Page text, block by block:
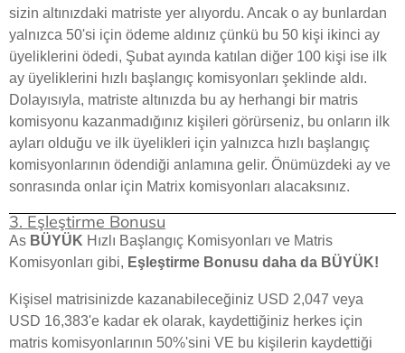
sizin altınızdaki matriste yer alıyordu. Ancak o ay bunlardan
yalnızca 50'si için ödeme aldınız çünkü bu 50 kişi ikinci ay
üyeliklerini ödedi, Şubat ayında katılan diğer 100 kişi ise ilk
ay üyeliklerini hızlı başlangıç komisyonları şeklinde aldı.
Dolayısıyla, matriste altınızda bu ay herhangi bir matris
komisyonu kazanmadığınız kişileri görürseniz, bu onların ilk
ayları olduğu ve ilk üyelikleri için yalnızca hızlı başlangıç
komisyonlarının ödendiği anlamına gelir. Önümüzdeki ay ve
sonrasında onlar için Matrix komisyonları alacaksınız.
3. Eşleştirme Bonusu
As BÜYÜK Hızlı Başlangıç Komisyonları ve Matris
Komisyonları gibi, Eşleştirme Bonusu daha da BÜYÜK!
Kişisel matrisinizde kazanabileceğiniz USD 2,047 veya
USD 16,383'e kadar ek olarak, kaydettiğiniz herkes için
matris komisyonlarının 50%'sini VE bu kişilerin kaydettiği